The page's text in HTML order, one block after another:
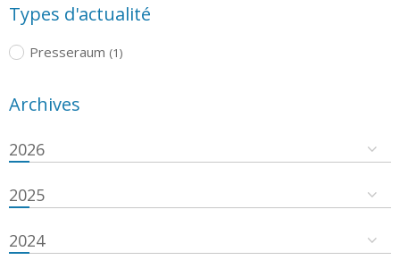
Types d'actualité
Presseraum (1)
Archives
2026
2025
2024